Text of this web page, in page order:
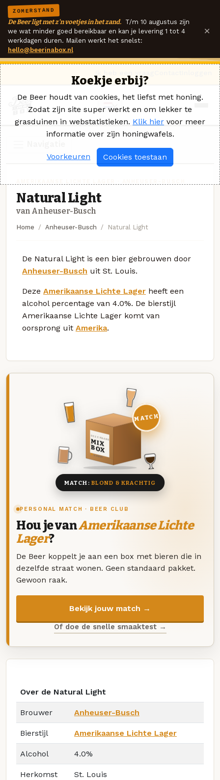
ZOMERSTAND
De Beer ligt met z'n voetjes in het zand. T/m 10 augustus zijn
we wat minder goed bereikbaar en kan je levering 1 tot 4
werkdagen duren. Mailen werkt het snelst:
hello@beerinabox.nl
×
Natural Light
van Anheuser-Busch
Home Anheuser-Busch Natural Light
De Natural Light is een bier gebrouwen door
Anheuser-Busch uit St. Louis.
Deze Amerikaanse Lichte Lager heeft een
alcohol percentage van 4.0%. De bierstijl
Amerikaanse Lichte Lager komt van
oorsprong uit Amerika.
PERSONAL MATCH · BEER CLUB
Hou je vanAmerikaanse Lichte
Lager?
De Beer koppelt je aan een box met bieren die in
dezelfde straat wonen. Geen standaard pakket.
Gewoon raak.
Bekijk jouw match →
Of doe de snelle smaaktest →
DEZE MAAND
MIX
BOX
8 BIEREN
MATCH
MATCH: BLOND & KRACHTIG
Over de Natural Light
Brouwer Anheuser-Busch
Bierstijl Amerikaanse Lichte Lager
Alcohol 4.0%
Herkomst St. Louis
Koekje erbij?
De Beer houdt van cookies, het liefst met honing.
Zodat zijn site super werkt en om lekker te
grasduinen in webstatistieken. Klik hier voor meer
informatie over zijn honingwafels.
Voorkeuren Cookies toestaan